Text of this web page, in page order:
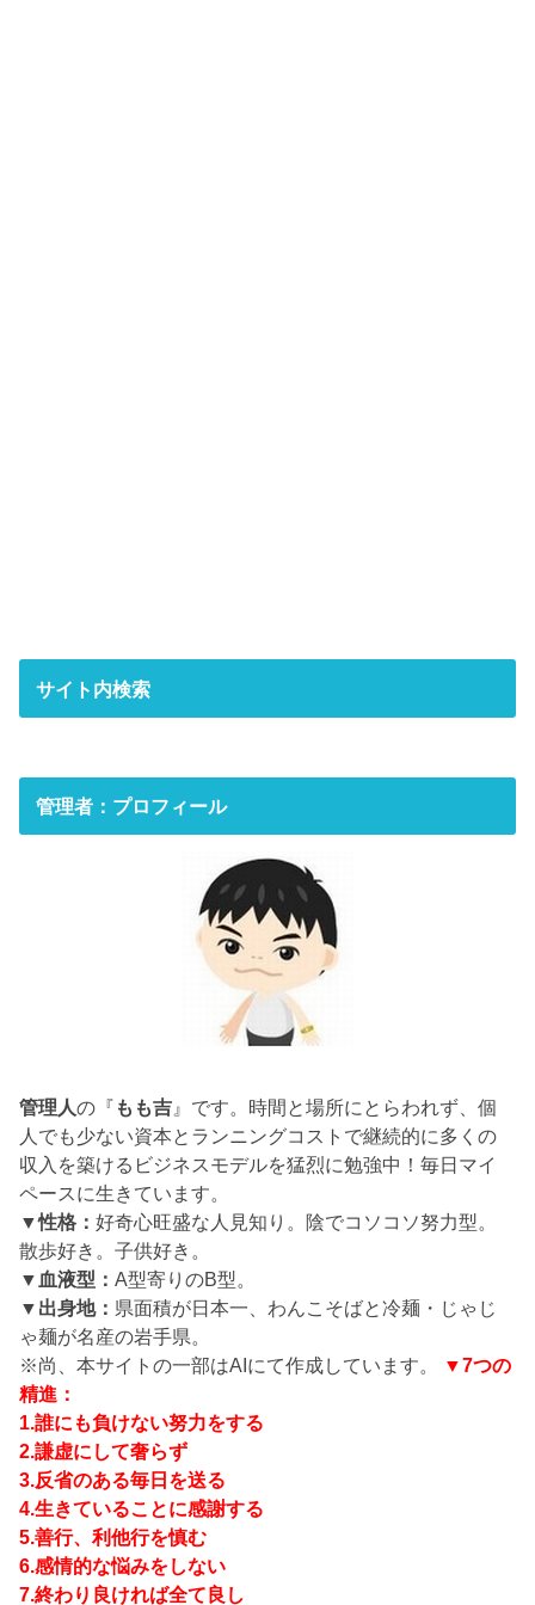
サイト内検索
管理者：プロフィール
管理人の『 もも吉 』です。時間と場所にとらわれず、個
人でも少ない資本とランニングコストで継続的に多くの
収入を築けるビジネスモデルを猛烈に勉強中！毎日マイ
ペースに生きています。
▼性格：好奇心旺盛な人見知り。陰でコソコソ努力型。
散歩好き。子供好き。
▼血液型：A型寄りのB型。
▼出身地： 県面積が日本一、わんこそばと冷麺・じゃじ
ゃ麺が名産の岩手県。
※尚、本サイトの一部はAIにて作成しています。
▼7つの
精進：
1.誰にも負けない努力をする
2.謙虚にして奢らず
3.反省のある毎日を送る
4.生きていることに感謝する
5.善行、利他行を慎む
6.感情的な悩みをしない
7.終わり良ければ全て良し